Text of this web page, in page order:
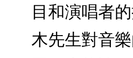
目和演唱者
木先生對音